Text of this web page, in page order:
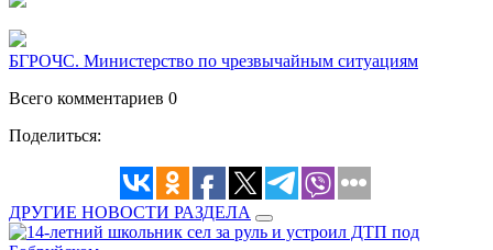
БГРОЧС. Министерство по чрезвычайным ситуациям
Всего комментариев 0
Поделиться:
ДРУГИЕ НОВОСТИ РАЗДЕЛА